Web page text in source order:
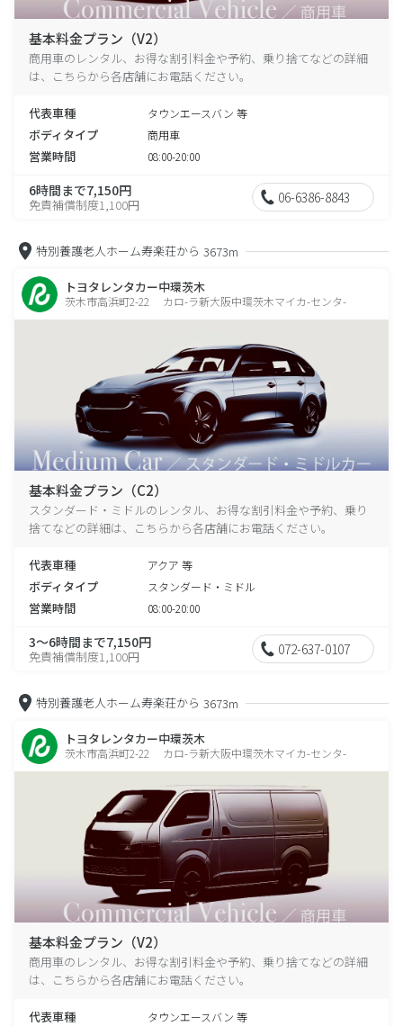
基本料金プラン（V2）
商用車のレンタル、お得な割引料金や予約、乗り捨てなどの詳細
は、こちらから各店舗にお電話ください。
代表車種 タウンエースバン 等
ボディタイプ 商用車
営業時間 08:00-20:00
6時間まで7,150円
免責補償制度1,100円 06-6386-8843
特別養護老人ホーム寿楽荘から 3673m
トヨタレンタカー中環茨木
茨木市高浜町2-22 カロ-ラ新大阪中環茨木マイカ-センタ-
基本料金プラン（C2）
スタンダード・ミドルのレンタル、お得な割引料金や予約、乗り
捨てなどの詳細は、こちらから各店舗にお電話ください。
代表車種 アクア 等
ボディタイプ スタンダード・ミドル
営業時間 08:00-20:00
3～6時間まで7,150円
免責補償制度1,100円 072-637-0107
特別養護老人ホーム寿楽荘から 3673m
トヨタレンタカー中環茨木
茨木市高浜町2-22 カロ-ラ新大阪中環茨木マイカ-センタ-
基本料金プラン（V2）
商用車のレンタル、お得な割引料金や予約、乗り捨てなどの詳細
は、こちらから各店舗にお電話ください。
代表車種 タウンエースバン 等